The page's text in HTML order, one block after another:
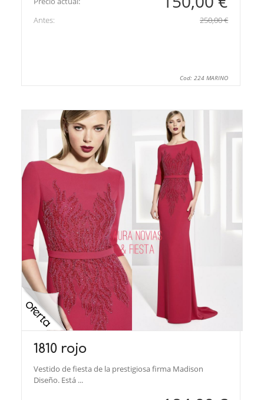
Antes: 250,00 €
Cod: 224 MARINO
1810 rojo
Vestido de fiesta de la prestigiosa firma Madison
Diseño. Está ...